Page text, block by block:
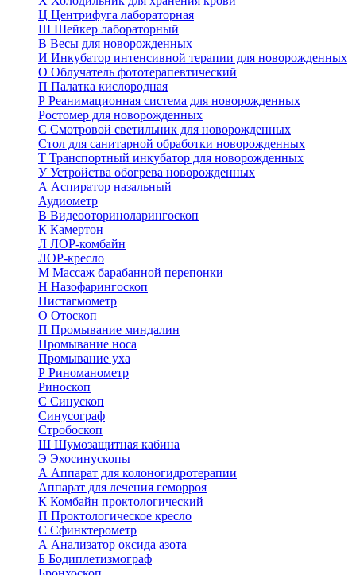
Ц Центрифуга лабораторная
Ш Шейкер лабораторный
В Весы для новорожденных
И Инкубатор интенсивной терапии для новорожденных
О Облучатель фототерапевтический
П Палатка кислородная
Р Реанимационная система для новорожденных
Ростомер для новорожденных
С Смотровой светильник для новорожденных
Стол для санитарной обработки новорожденных
Т Транспортный инкубатор для новорожденных
УУстройства обогрева новорожденных
А Аспиратор назальный
Аудиометр
В Видеооториноларингоскоп
К Камертон
Л ЛОР-комбайн
ЛОР-кресло
М Массаж барабанной перепонки
Н Назофарингоскоп
Нистагмометр
О Отоскоп
П Промывание миндалин
Промывание носа
Промывание уха
Р Риноманометр
Риноскоп
С Синускоп
Синусограф
Стробоскоп
Ш Шумозащитная кабина
Э Эхосинускопы
А Аппарат для колоногидротерапии
Аппарат для лечения геморроя
К Комбайн проктологический
П Проктологическое кресло
С Сфинктерометр
А Анализатор оксида азота
Б Бодиплетизмограф